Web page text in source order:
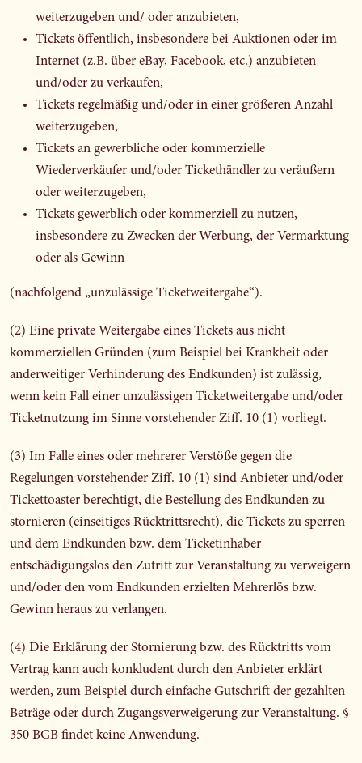
weiterzugeben und/ oder anzubieten,
Tickets öffentlich, insbesondere bei Auktionen oder im
Internet (z.B. über eBay, Facebook, etc.) anzubieten
und/oder zu verkaufen,
Tickets regelmäßig und/oder in einer größeren Anzahl
weiterzugeben,
Tickets an gewerbliche oder kommerzielle
Wiederverkäufer und/oder Tickethändler zu veräußern
oder weiterzugeben,
Tickets gewerblich oder kommerziell zu nutzen,
insbesondere zu Zwecken der Werbung, der Vermarktung
oder als Gewinn
(nachfolgend „unzulässige Ticketweitergabe“).
(2) Eine private Weitergabe eines Tickets aus nicht
kommerziellen Gründen (zum Beispiel bei Krankheit oder
anderweitiger Verhinderung des Endkunden) ist zulässig,
wenn kein Fall einer unzulässigen Ticketweitergabe und/oder
Ticketnutzung im Sinne vorstehender Ziff. 10 (1) vorliegt.
(3) Im Falle eines oder mehrerer Verstöße gegen die
Regelungen vorstehender Ziff. 10 (1) sind Anbieter und/oder
Tickettoaster berechtigt, die Bestellung des Endkunden zu
stornieren (einseitiges Rücktrittsrecht), die Tickets zu sperren
und dem Endkunden bzw. dem Ticketinhaber
entschädigungslos den Zutritt zur Veranstaltung zu verweigern
und/oder den vom Endkunden erzielten Mehrerlös bzw.
Gewinn heraus zu verlangen.
(4) Die Erklärung der Stornierung bzw. des Rücktritts vom
Vertrag kann auch konkludent durch den Anbieter erklärt
werden, zum Beispiel durch einfache Gutschrift der gezahlten
Beträge oder durch Zugangsverweigerung zur Veranstaltung. §
350 BGB findet keine Anwendung.